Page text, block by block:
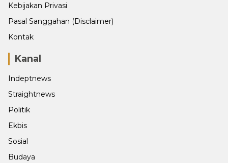
Kebijakan Privasi
Pasal Sanggahan (Disclaimer)
Kontak
Kanal
Indeptnews
Straightnews
Politik
Ekbis
Sosial
Budaya